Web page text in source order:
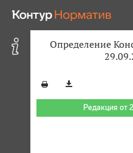
Определение
Редакция от